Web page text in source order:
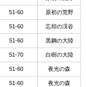
51-60 原初の荒野
51-60 忘却の渓谷
51-60 黒鋼の大陸
51-70 白樹の大陸
51-60 夜光の森
51-60 夜光の森